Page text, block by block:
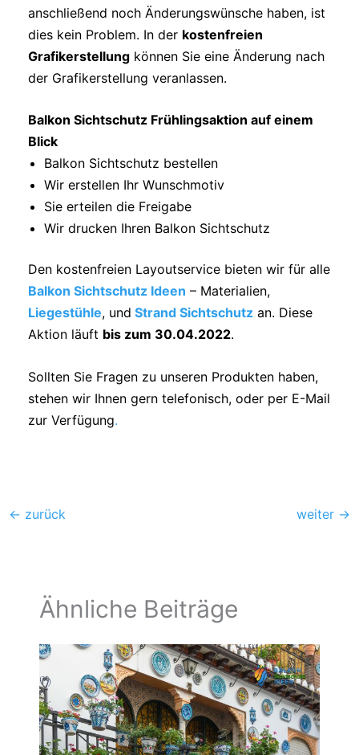
anschließend noch Änderungswünsche haben, ist
dies kein Problem. In der kostenfreien
Grafikerstellungkönnen Sie eine Änderung nach
der Grafikerstellung veranlassen.
Balkon Sichtschutz Frühlingsaktion auf einem
Blick
Balkon Sichtschutz bestellen
Wir erstellen Ihr Wunschmotiv
Sie erteilen die Freigabe
Wir drucken Ihren Balkon Sichtschutz
Den kostenfreien Layoutservice bieten wir für alle
Balkon Sichtschutz Ideen – Materialien,
Liegestühle, und Strand Sichtschutzan. Diese
Aktion läuft bis zum 30.04.2022.
Sollten Sie Fragen zu unseren Produkten haben,
stehen wir Ihnen gern telefonisch, oder per E-Mail
zur Verfügung.
← zurück weiter →
Ähnliche Beiträge